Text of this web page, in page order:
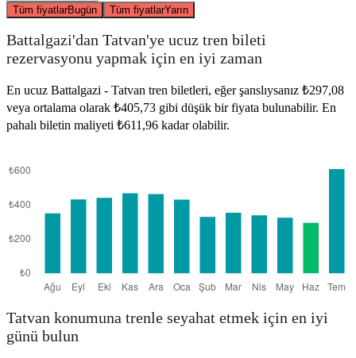
Tüm fiyatlarBugün Tüm fiyatlarYarın
Battalgazi'dan Tatvan'ye ucuz tren bileti
rezervasyonu yapmak için en iyi zaman
En ucuz Battalgazi - Tatvan tren biletleri, eğer şanslıysanız ₺297,08
veya ortalama olarak ₺405,73 gibi düşük bir fiyata bulunabilir. En
pahalı biletin maliyeti ₺611,96 kadar olabilir.
Tatvan konumuna trenle seyahat etmek için en iyi
günü bulun